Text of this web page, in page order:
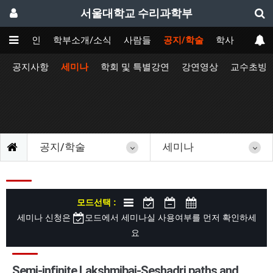
서울대학교 수리과학부
메인 학부소개/소식 사람들 공지/학술 학사
공지사항 세미나 학회 및 특별강연 강연영상 교수초빙
공지/학술 세미나
모드선택 :
세미나 신청은
모드에서 세미나실 사용여부를 먼저 확인하세
요